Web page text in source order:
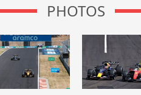
PHOTOS